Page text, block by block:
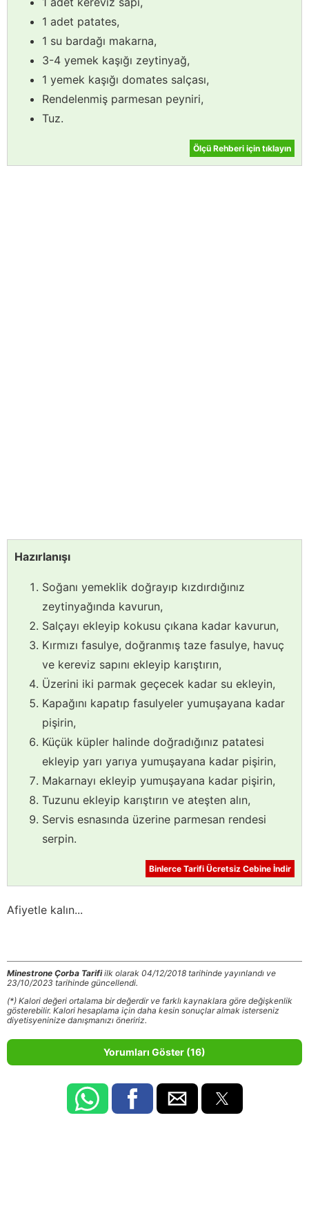
1 adet patates,
1 su bardağı makarna,
3-4 yemek kaşığı zeytinyağ,
1 yemek kaşığı domates salçası,
Rendelenmiş parmesan peyniri,
Tuz.
Ölçü Rehberi için tıklayın
Hazırlanışı
Soğanı yemeklik doğrayıp kızdırdığınız
zeytinyağında kavurun,
Salçayı ekleyip kokusu çıkana kadar kavurun,
Kırmızı fasulye, doğranmış taze fasulye, havuç
ve kereviz sapını ekleyip karıştırın,
Üzerini iki parmak geçecek kadar su ekleyin,
Kapağını kapatıp fasulyeler yumuşayana kadar
pişirin,
Küçük küpler halinde doğradığınız patatesi
ekleyip yarı yarıya yumuşayana kadar pişirin,
Makarnayı ekleyip yumuşayana kadar pişirin,
Tuzunu ekleyip karıştırın ve ateşten alın,
Servis esnasında üzerine parmesan rendesi
serpin.
Binlerce Tarifi Ücretsiz Cebine İndir
Afiyetle kalın...
Minestrone Çorba Tarifiilk olarak 04/12/2018 tarihinde yayınlandı ve
23/10/2023 tarihinde güncellendi.
(*) Kalori değeri ortalama bir değerdir ve farklı kaynaklara göre değişkenlik
gösterebilir. Kalori hesaplama için daha kesin sonuçlar almak isterseniz
diyetisyeninize danışmanızı öneririz.
Yorumları Göster (16)